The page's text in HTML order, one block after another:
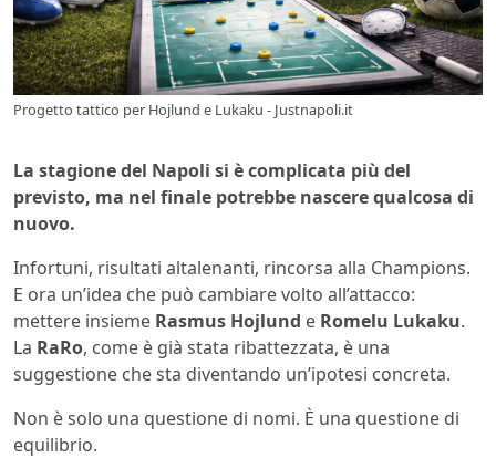
Progetto tattico per Hojlund e Lukaku - Justnapoli.it
La stagione del Napoli si è complicata più del
previsto, ma nel finale potrebbe nascere qualcosa di
nuovo.
Infortuni, risultati altalenanti, rincorsa alla Champions.
E ora un’idea che può cambiare volto all’attacco:
mettere insieme Rasmus Hojlund e Romelu Lukaku.
La RaRo, come è già stata ribattezzata, è una
suggestione che sta diventando un’ipotesi concreta.
Non è solo una questione di nomi. È una questione di
equilibrio.